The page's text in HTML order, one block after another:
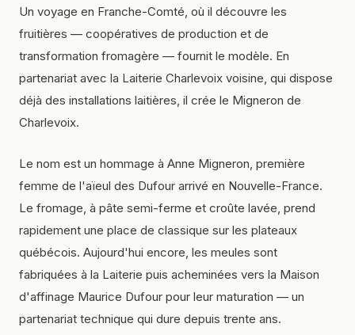
Un voyage en Franche-Comté, où il découvre les
fruitières — coopératives de production et de
transformation fromagère — fournit le modèle. En
partenariat avec la Laiterie Charlevoix voisine, qui dispose
déjà des installations laitières, il crée le Migneron de
Charlevoix.
Le nom est un hommage à Anne Migneron, première
femme de l'aïeul des Dufour arrivé en Nouvelle-France.
Le fromage, à pâte semi-ferme et croûte lavée, prend
rapidement une place de classique sur les plateaux
québécois. Aujourd'hui encore, les meules sont
fabriquées à la Laiterie puis acheminées vers la Maison
d'affinage Maurice Dufour pour leur maturation — un
partenariat technique qui dure depuis trente ans.